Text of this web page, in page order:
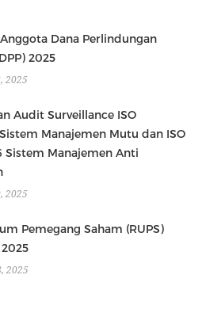
Dana Perlindungan
2025
2025
Audit Surveillance ISO
Manajemen Mutu dan ISO
Sistem Manajemen Anti
2025
Pemegang Saham (RUPS)
2025